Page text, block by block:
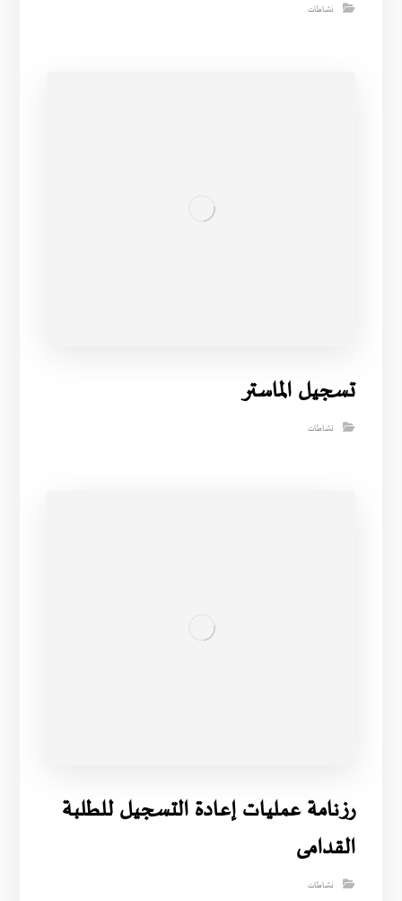
نشاطات
تسجيل الماستر
نشاطات
رزنامة عمليات إعادة التسجيل للطلبة
القدامى
نشاطات